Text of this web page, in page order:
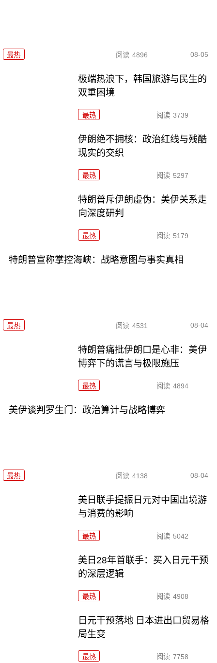
最热 阅读 4896 08-05
极端热浪下，韩国旅游与民生的
双重困境
最热 阅读 3739
伊朗绝不拥核：政治红线与残酷
现实的交织
最热 阅读 5297
特朗普斥伊朗虚伪：美伊关系走
向深度研判
最热 阅读 5179
特朗普宣称掌控海峡：战略意图与事实真相
最热 阅读 4531 08-04
特朗普痛批伊朗口是心非：美伊
博弈下的谎言与极限施压
最热 阅读 4894
美伊谈判罗生门：政治算计与战略博弈
最热 阅读 4138 08-04
美日联手提振日元对中国出境游
与消费的影响
最热 阅读 5042
美日28年首联手：买入日元干预
的深层逻辑
最热 阅读 4908
日元干预落地 日本进出口贸易格
局生变
最热 阅读 7758